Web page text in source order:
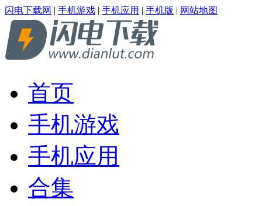
闪电下载网 | 手机游戏 | 手机应用 | 手机版 | 网站地图
首页
手机游戏
手机应用
合集